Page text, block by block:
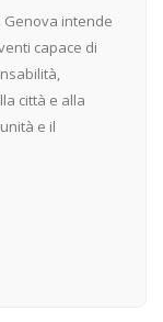
Genova intende
capace di
città e alla
e il